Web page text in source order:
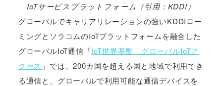
IoTサービスプラットフォーム（引用：KDDI）
グローバルでキャリアリレーションの強いKDDIロー
ミングとソラコムのIoTプラットフォームを融合した
グローバルIoT通信「IoT世界基盤 グローバルIoTア
クセス 」では、200カ国を超える国と地域で利用でき
る通信と、グローバルで利用可能な通信デバイスを